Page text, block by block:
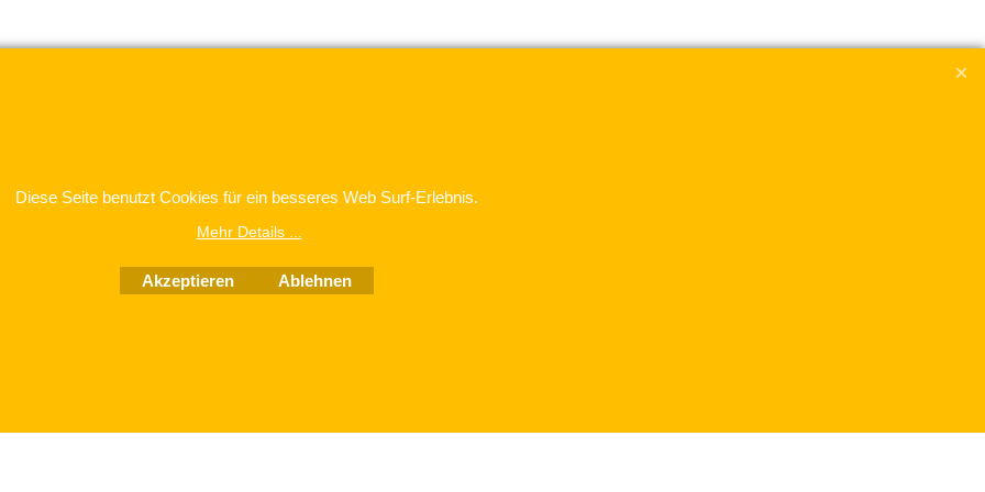
ShopFactory Shop
Software.
Diese Seite benutzt Cookies für ein besseres Web Surf-Erlebnis.
Mehr Details ...
Akzeptieren Ablehnen